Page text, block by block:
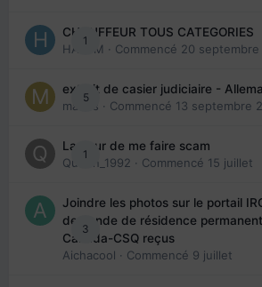
1
CHAUFFEUR TOUS CATEGORIES
HAZEM · Commencé 20
5
extrait de casier judiciaire -
maries · Commencé 13 septembre
1
La peur de me faire scam
Queen_1992 · Commencé 15 juillet
3
Joindre les photos sur le portail
demande de résidence
Canada-CSQ reçus
Aichacool · Commencé 9 juillet